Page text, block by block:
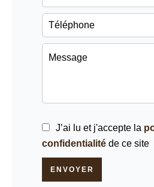
J’ai lu et j'accepte la
confidentialité de ce site
ENVOYER